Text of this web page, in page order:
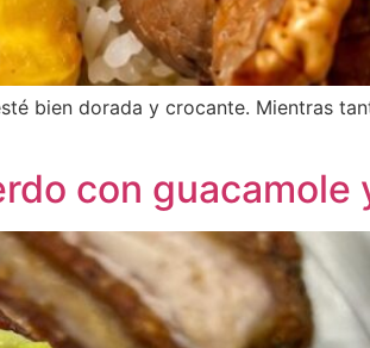
bien dorada y crocante. Mientras
con guacamole